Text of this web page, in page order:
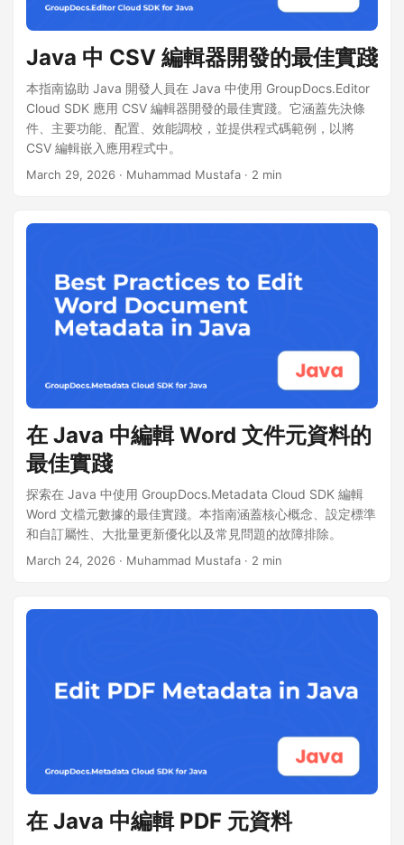
Java 中 CSV 編輯器開發的最佳實踐
本指南協助 Java 開發人員在 Java 中使用 GroupDocs.Editor
Cloud SDK 應用 CSV 編輯器開發的最佳實踐。它涵蓋先決條
件、主要功能、配置、效能調校，並提供程式碼範例，以將
CSV 編輯嵌入應用程式中。
March 29, 2026 · Muhammad Mustafa · 2 min
在 Java 中編輯 Word 文件元資料的
最佳實踐
探索在 Java 中使用 GroupDocs.Metadata Cloud SDK 編輯
Word 文檔元數據的最佳實踐。本指南涵蓋核心概念、設定標準
和自訂屬性、大批量更新優化以及常見問題的故障排除。
March 24, 2026 · Muhammad Mustafa · 2 min
在 Java 中編輯 PDF 元資料